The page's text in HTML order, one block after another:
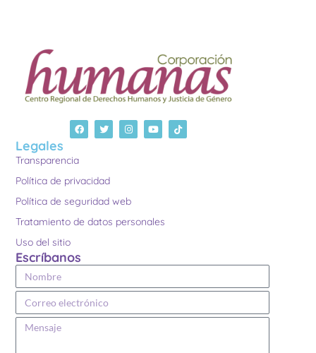
Legales
Transparencia
Política de privacidad
Política de seguridad web
Tratamiento de datos personales
Uso del sitio
Escríbanos